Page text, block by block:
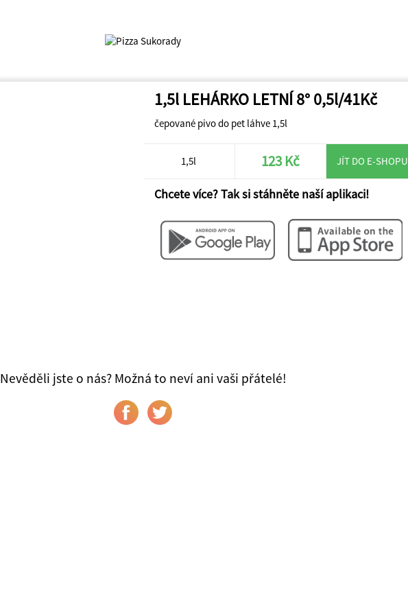
1,5l LEHÁRKO LETNÍ 8° 0,5l/41Kč
čepované pivo do pet láhve 1,5l
1,5l 123 Kč JÍT DO E-SHOPU
Chcete více? Tak si stáhněte naší aplikaci!
Nevěděli jste o nás? Možná to neví ani vaši přátelé!